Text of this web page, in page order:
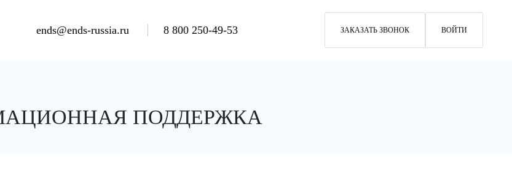
ends@ends-russia.ru 8 800 250-49-53 ЗАКАЗАТЬ ЗВОНОК ВОЙТИ
ПОДДЕРЖКА